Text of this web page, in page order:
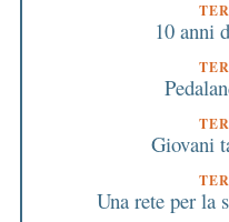
10 anni
Giovani
Una rete per la